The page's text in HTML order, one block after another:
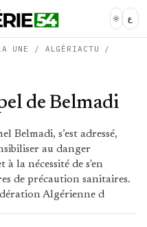
ع
UNE / ALGÉRIACTU
/
de Belmadi
Belmadi, s’est adressé,
au danger
la nécessité de s'en
de précaution sanitaires.
Algérienne d